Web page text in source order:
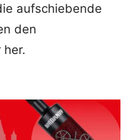
aufschiebende
den
her.